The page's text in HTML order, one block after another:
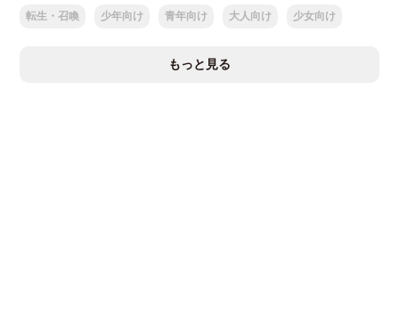
転生・召喚 少年向け 青年向け 大人向け 少女向け
もっと見る